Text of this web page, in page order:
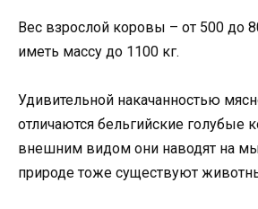
Вес взрослой коровы – от 500 до
иметь массу до 1100 кг.
Удивительной накачанностью
отличаются бельгийские голубые
внешним видом они наводят на
природе тоже существуют